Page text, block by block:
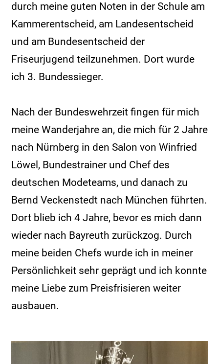
durch meine guten Noten in der Schule am
Kammerentscheid, am Landesentscheid
und am Bundesentscheid der
Friseurjugend teilzunehmen. Dort wurde
ich 3. Bundessieger.
Nach der Bundeswehrzeit fingen für mich
meine Wanderjahre an, die mich für 2 Jahre
nach Nürnberg in den Salon von Winfried
Löwel, Bundestrainer und Chef des
deutschen Modeteams, und danach zu
Bernd Veckenstedt nach München führten.
Dort blieb ich 4 Jahre, bevor es mich dann
wieder nach Bayreuth zurückzog. Durch
meine beiden Chefs wurde ich in meiner
Persönlichkeit sehr geprägt und ich konnte
meine Liebe zum Preisfrisieren weiter
ausbauen.